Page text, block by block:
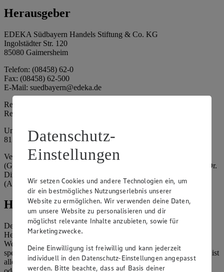
Herausgeber
EDEKA Südbayern Handels Stiftung & Co. KG
Ingolstädter Str. 120
85080 Gaimersheim
Telefon: (08458) 62-0
Fax: (08458) 62-500
E-Mail: suedbayern@edeka.de
Registergericht: Amtsgericht Ingolstadt
Registernummer: HRA 3325
Umsatzsteuer-Identifikationsnummer gem. § 27a UStG: DE
815764015
Vertretungsberechtigte: EDEKA Südbayern Handelsstiftung
(Gesellschafter), Claus Hollinger (Vorstandsmitglied, Sprecher), Dr.
Dirk Eßmann (Vorstandsmitglied), Leo Schwaiberger
(Aufsichtsratsvorsitzender)
Hinweise
Der Inhalt dieser Website ist urheberrechtlich geschützt. Der
Herausgeber gewährt Ihnen jedoch das Recht, den auf dieser
Website bereitgestellten Text ganz oder ausschnittsweise zu
speichern und zu vervielfältigen. Aus Gründen des Urheberrechts ist
allerdings die Speicherung und Vervielfältigung von Bildmaterial
Datenschutz-
Einstellungen
Wir setzen Cookies und andere Technologien ein, um
dir ein bestmögliches Nutzungserlebnis unserer
Website zu ermöglichen. Wir verwenden deine Daten,
um unsere Website zu personalisieren und dir
möglichst relevante Inhalte anzubieten, sowie für
Marketingzwecke.
Deine Einwilligung ist freiwillig und kann jederzeit
individuell in den Datenschutz-Einstellungen angepasst
werden. Bitte beachte, dass auf Basis deiner